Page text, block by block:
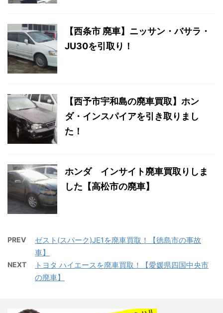
【西条市 廃車】ニッサン・バサラ・
JU30を引取り！
【西予市宇和島の廃車買取】ホン
ダ・インスパイアを引き取りまし
た！
ホンダ インサイト廃車買取りしま
した【高松市の廃車】
PREV
ゼスト(スパーク)JE1を廃車買取！【徳島市の事故
車】
NEXT
トヨタ ハイエースを廃車買取！【愛媛県四国中央市
の廃車】